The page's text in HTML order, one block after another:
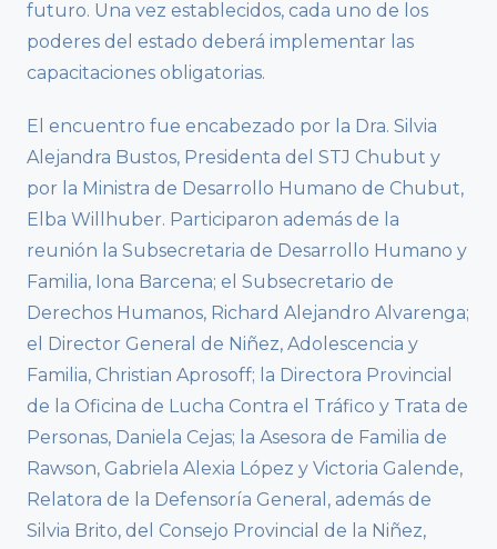
futuro. Una vez establecidos, cada uno de los
poderes del estado deberá implementar las
capacitaciones obligatorias.
El encuentro fue encabezado por la Dra. Silvia
Alejandra Bustos, Presidenta del STJ Chubut y
por la Ministra de Desarrollo Humano de Chubut,
Elba Willhuber. Participaron además de la
reunión la Subsecretaria de Desarrollo Humano y
Familia, Iona Barcena; el Subsecretario de
Derechos Humanos, Richard Alejandro Alvarenga;
el Director General de Niñez, Adolescencia y
Familia, Christian Aprosoff; la Directora Provincial
de la Oficina de Lucha Contra el Tráfico y Trata de
Personas, Daniela Cejas; la Asesora de Familia de
Rawson, Gabriela Alexia López y Victoria Galende,
Relatora de la Defensoría General, además de
Silvia Brito, del Consejo Provincial de la Niñez,